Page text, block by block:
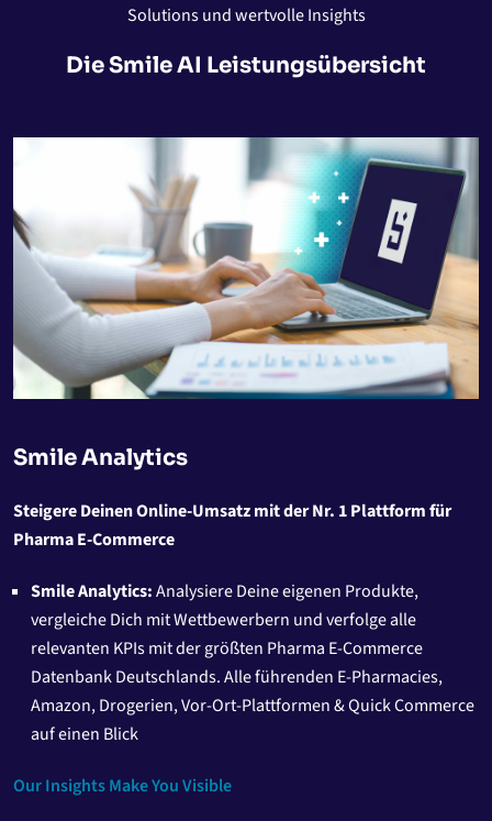
Solutions und wertvolle Insights
Die Smile AI Leistungsübersicht
Smile Analytics
Steigere Deinen Online-Umsatz mit der Nr. 1 Plattform für
Pharma E-Commerce
Smile Analytics:Analysiere Deine eigenen Produkte,
vergleiche Dich mit Wettbewerbern und verfolge alle
relevanten KPIs mit der größten Pharma E-Commerce
Datenbank Deutschlands. Alle führenden E-Pharmacies,
Amazon, Drogerien, Vor-Ort-Plattformen & Quick Commerce
auf einen Blick
Our Insights Make You Visible